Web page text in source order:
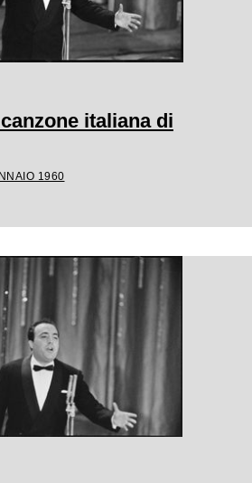
italiana di
1960